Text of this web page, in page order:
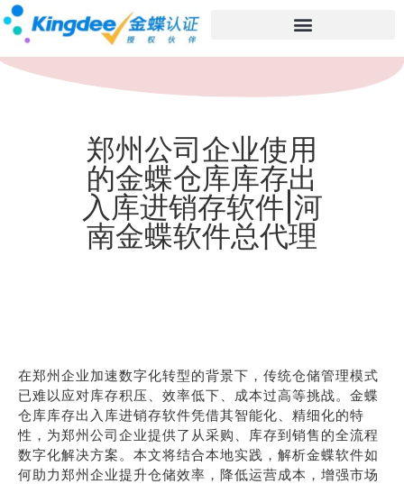
郑州公司企业使用
的金蝶仓库库存出
入库进销存软件|河
南金蝶软件总代理
在郑州企业加速数字化转型的背景下，传统仓储管理模式
已难以应对库存积压、效率低下、成本过高等挑战。金蝶
仓库库存出入库进销存软件凭借其智能化、精细化的特
性，为郑州公司企业提供了从采购、库存到销售的全流程
数字化解决方案。本文将结合本地实践，解析金蝶软件如
何助力郑州企业提升仓储效率，降低运营成本，增强市场